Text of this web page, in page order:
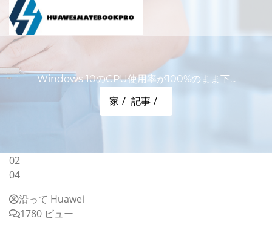
Windows 10のCPU使用率が100%のまま下...
家 記事
02
04
沿って Huawei
1780 ビュー